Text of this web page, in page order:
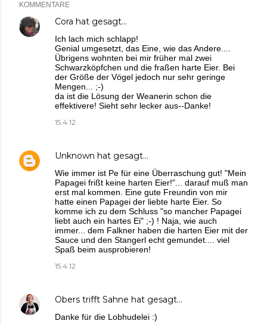
KOMMENTARE
Cora hat gesagt…
Ich lach mich schlapp!
Genial umgesetzt, das Eine, wie das Andere....
Übrigens wohnten bei mir früher mal zwei
Schwarzköpfchen und die fraßen harte Eier. Bei
der Größe der Vögel jedoch nur sehr geringe
Mengen... ;-)
da ist die Lösung der Weanerin schon die
effektivere! Sieht sehr lecker aus--Danke!
15.4.12
Unknown hat gesagt…
Wie immer ist Pe für eine Überraschung gut! "Mein
Papagei frißt keine harten Eier!"... darauf muß man
erst mal kommen. Eine gute Freundin von mir
hatte einen Papagei der liebte harte Eier. So
komme ich zu dem Schluss "so mancher Papagei
liebt auch ein hartes Ei" ;-) ! Naja, wie auch
immer... dem Falkner haben die harten Eier mit der
Sauce und den Stangerl echt gemundet.... viel
Spaß beim ausprobieren!
15.4.12
Obers trifft Sahne hat gesagt…
Danke für die Lobhudelei :)